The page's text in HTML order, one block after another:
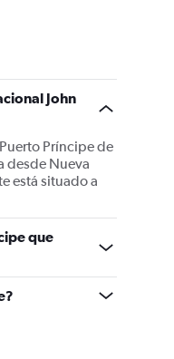
John
Príncipe de
desde Nueva
está situado a
que